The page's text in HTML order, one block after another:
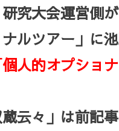
究大会運営側
ナルツアー」に
人的オプショ
蔵云々」は前記